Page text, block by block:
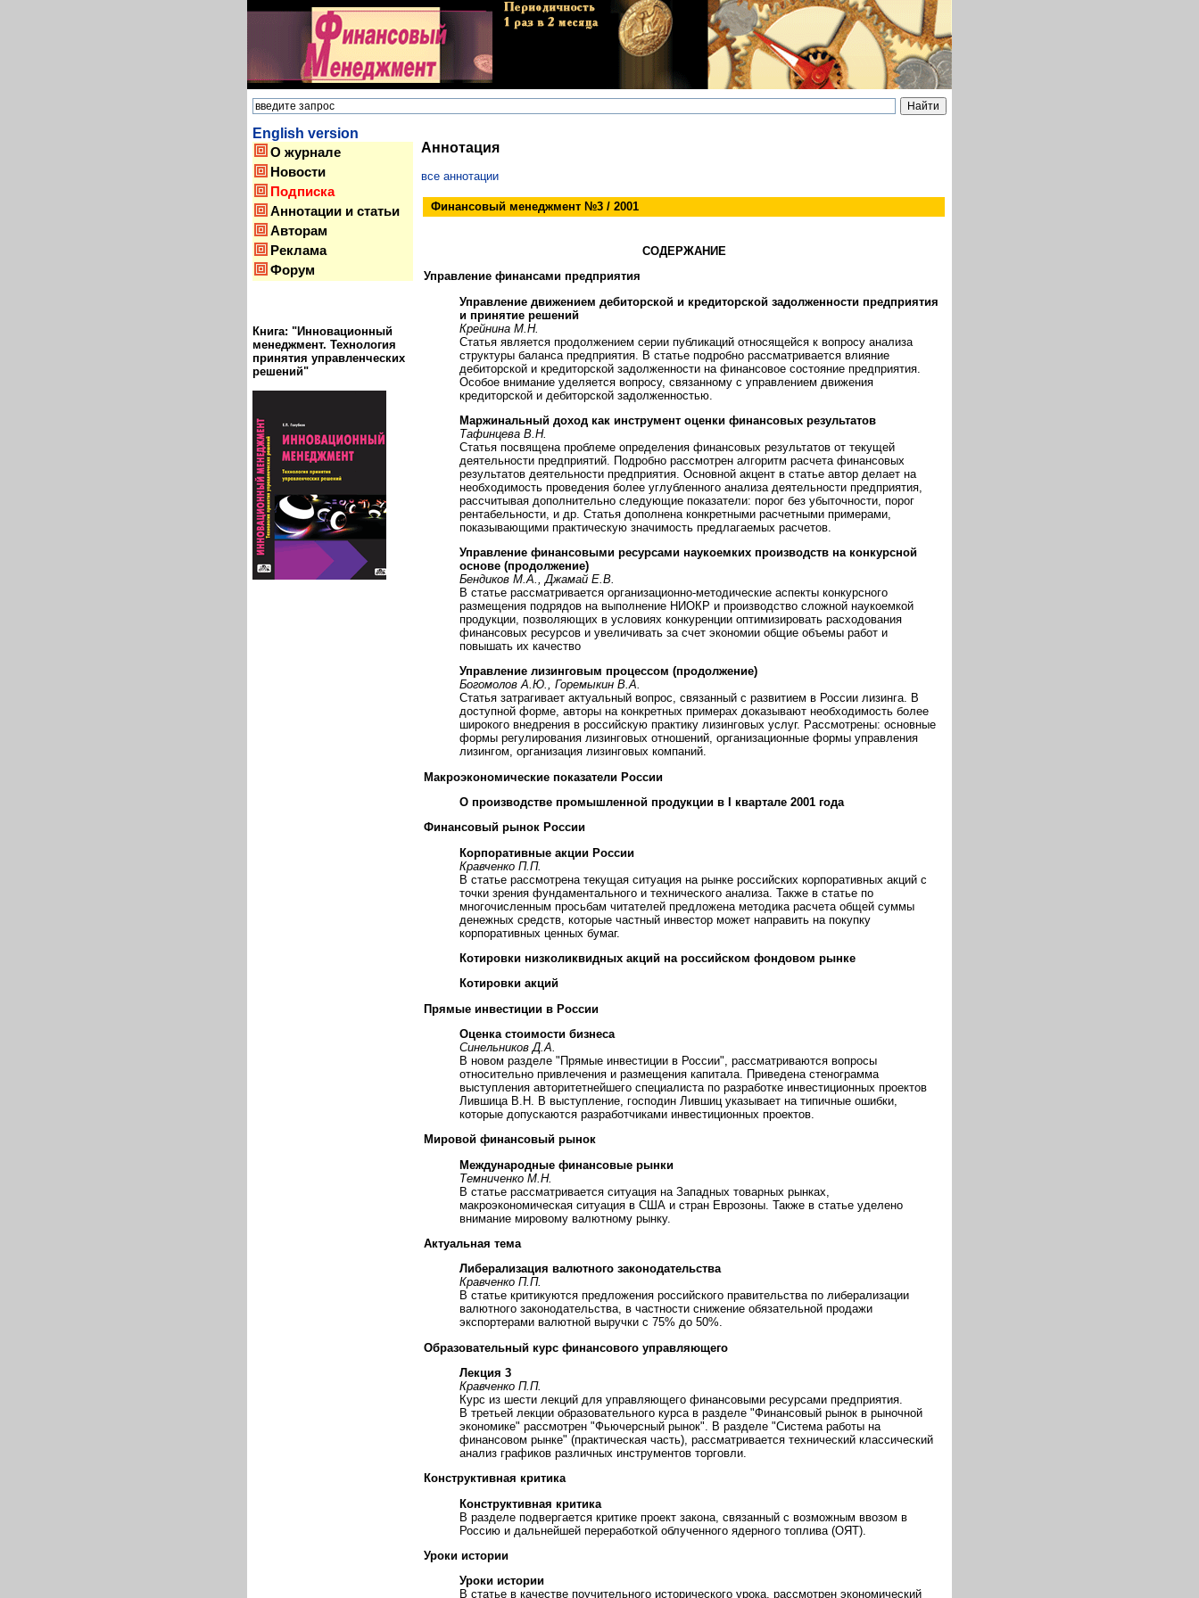
English version
О журнале
Новости
Подписка
Аннотации и статьи
Авторам
Реклама
Форум
Книга: "Инновационный
менеджмент. Технология
принятия управленческих
решений"
Аннотация
все аннотации
Финансовый менеджмент №3 / 2001
СОДЕРЖАНИЕ
Управление финансами предприятия
Управление движением дебиторской и кредиторской задолженности предприятия
и принятие решений
Крейнина М.Н.
Статья является продолжением серии публикаций относящейся к вопросу анализа
структуры баланса предприятия. В статье подробно рассматривается влияние
дебиторской и кредиторской задолженности на финансовое состояние предприятия.
Особое внимание уделяется вопросу, связанному с управлением движения
кредиторской и дебиторской задолженностью.
Маржинальный доход как инструмент оценки финансовых результатов
Тафинцева В.Н.
Статья посвящена проблеме определения финансовых результатов от текущей
деятельности предприятий. Подробно рассмотрен алгоритм расчета финансовых
результатов деятельности предприятия. Основной акцент в статье автор делает на
необходимость проведения более углубленного анализа деятельности предприятия,
рассчитывая дополнительно следующие показатели: порог без убыточности, порог
рентабельности, и др. Статья дополнена конкретными расчетными примерами,
показывающими практическую значимость предлагаемых расчетов.
Управление финансовыми ресурсами наукоемких производств на конкурсной
основе (продолжение)
Бендиков М.А., Джамай Е.В.
В статье рассматривается организационно-методические аспекты конкурсного
размещения подрядов на выполнение НИОКР и производство сложной наукоемкой
продукции, позволяющих в условиях конкуренции оптимизировать расходования
финансовых ресурсов и увеличивать за счет экономии общие объемы работ и
повышать их качество
Управление лизинговым процессом (продолжение)
Богомолов А.Ю., Горемыкин В.А.
Статья затрагивает актуальный вопрос, связанный с развитием в России лизинга. В
доступной форме, авторы на конкретных примерах доказывают необходимость более
широкого внедрения в российскую практику лизинговых услуг. Рассмотрены: основные
формы регулирования лизинговых отношений, организационные формы управления
лизингом, организация лизинговых компаний.
Макроэкономические показатели России
О производстве промышленной продукции в I квартале 2001 года
Финансовый рынок России
Корпоративные акции России
Кравченко П.П.
В статье рассмотрена текущая ситуация на рынке российских корпоративных акций с
точки зрения фундаментального и технического анализа. Также в статье по
многочисленным просьбам читателей предложена методика расчета общей суммы
денежных средств, которые частный инвестор может направить на покупку
корпоративных ценных бумаг.
Котировки низколиквидных акций на российском фондовом рынке
Котировки акций
Прямые инвестиции в России
Оценка стоимости бизнеса
Синельников Д.А.
В новом разделе "Прямые инвестиции в России", рассматриваются вопросы
относительно привлечения и размещения капитала. Приведена стенограмма
выступления авторитетнейшего специалиста по разработке инвестиционных проектов
Лившица В.Н. В выступление, господин Лившиц указывает на типичные ошибки,
которые допускаются разработчиками инвестиционных проектов.
Мировой финансовый рынок
Международные финансовые рынки
Темниченко М.Н.
В статье рассматривается ситуация на Западных товарных рынках,
макроэкономическая ситуация в США и стран Еврозоны. Также в статье уделено
внимание мировому валютному рынку.
Актуальная тема
Либерализация валютного законодательства
Кравченко П.П.
В статье критикуются предложения российского правительства по либерализации
валютного законодательства, в частности снижение обязательной продажи
экспортерами валютной выручки с 75% до 50%.
Образовательный курс финансового управляющего
Лекция 3
Кравченко П.П.
Курс из шести лекций для управляющего финансовыми ресурсами предприятия.
В третьей лекции образовательного курса в разделе "Финансовый рынок в рыночной
экономике" рассмотрен "Фьючерсный рынок". В разделе "Система работы на
финансовом рынке" (практическая часть), рассматривается технический классический
анализ графиков различных инструментов торговли.
Конструктивная критика
Конструктивная критика
В разделе подвергается критике проект закона, связанный с возможным ввозом в
Россию и дальнейшей переработкой облученного ядерного топлива (ОЯТ).
Уроки истории
Уроки истории
В статье в качестве поучительного исторического урока, рассмотрен экономический